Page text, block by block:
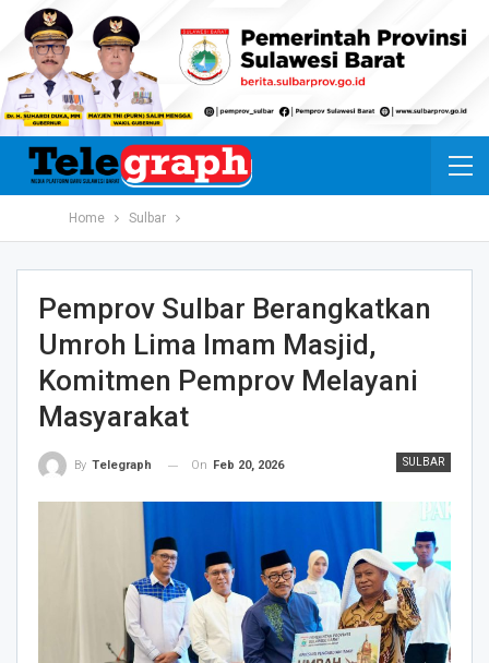
Home Sulbar
Pemprov Sulbar Berangkatkan
Umroh Lima Imam Masjid,
Komitmen Pemprov Melayani
Masyarakat
SULBAR
By Telegraph On Feb 20, 2026